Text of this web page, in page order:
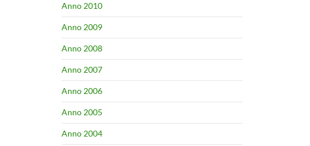
Anno 2010
Anno 2009
Anno 2008
Anno 2007
Anno 2006
Anno 2005
Anno 2004